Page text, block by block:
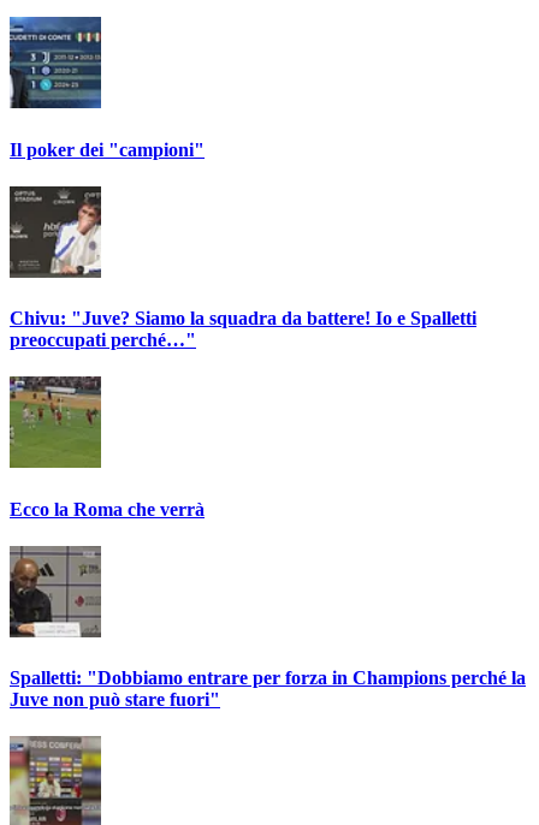
Il poker dei "campioni"
Chivu: "Juve? Siamo la squadra da battere! Io e Spalletti
preoccupati perché…"
Ecco la Roma che verrà
Spalletti: "Dobbiamo entrare per forza in Champions perché la
Juve non può stare fuori"